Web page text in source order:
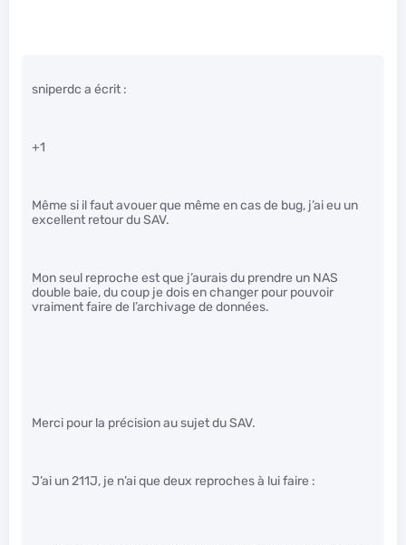
sniperdc a écrit :
+1
Même si il faut avouer que même en cas de bug, j’ai eu un
excellent retour du SAV.
Mon seul reproche est que j’aurais du prendre un NAS
double baie, du coup je dois en changer pour pouvoir
vraiment faire de l’archivage de données.
Merci pour la précision au sujet du SAV.
J’ai un 211J, je n’ai que deux reproches à lui faire :